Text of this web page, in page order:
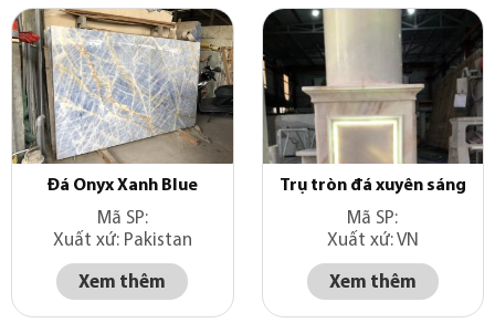
Đá Onyx Xanh Blue
Mã SP:
Xuất xứ: Pakistan
Xem thêm
Trụ tròn đá xuyên sáng
Mã SP:
Xuất xứ: VN
Xem thêm